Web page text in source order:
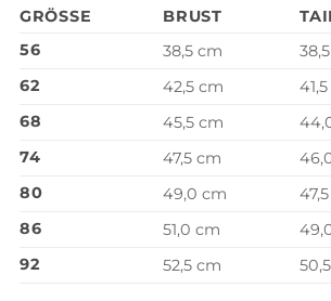
GRÖSSE BRUST
56
38,5 cm
62
42,5 cm
68
45,5 cm
74
47,5 cm
80
49,0 cm
86
51,0 cm
92
52,5 cm